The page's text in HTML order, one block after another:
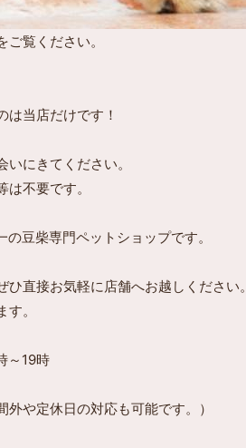
覧ください。
は当店だけです！
にきてください。
不要です。
豆柴専門ペットショップです。
直接お気軽に店舗へお越しください。
。
～19時
外や定休日の対応も可能です。）